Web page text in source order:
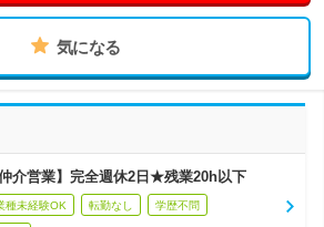
気になる
介営業】完全週休2日★残業20h以下
種未経験OK 転勤なし 学歴不問